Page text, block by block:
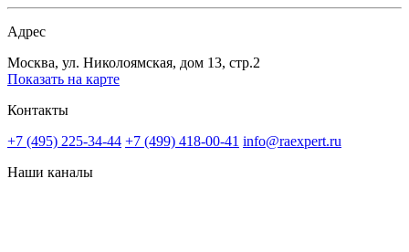
Адрес
Москва, ул. Николоямская, дом 13, стр.2
Показать на карте
Контакты
+7 (495) 225-34-44 +7 (499) 418-00-41 info@raexpert.ru
Наши каналы